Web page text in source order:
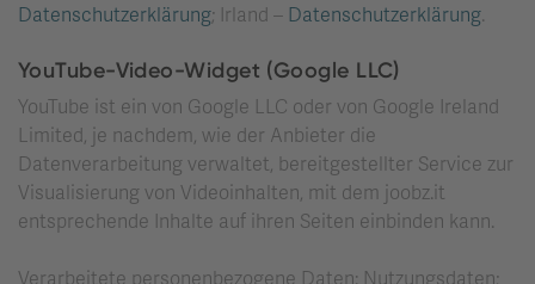
Datenschutzerklärung; Irland – Datenschutzerklärung.
YouTube-Video-Widget (Google LLC)
YouTube ist ein von Google LLC oder von Google Ireland
Limited, je nachdem, wie der Anbieter die
Datenverarbeitung verwaltet, bereitgestellter Service zur
Visualisierung von Videoinhalten, mit dem joobz.it
entsprechende Inhalte auf ihren Seiten einbinden kann.
Verarbeitete personenbezogene Daten: Nutzungsdaten;